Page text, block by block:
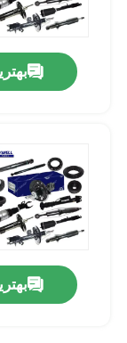
قطعات خودرو
قطعات
قطعات موتور